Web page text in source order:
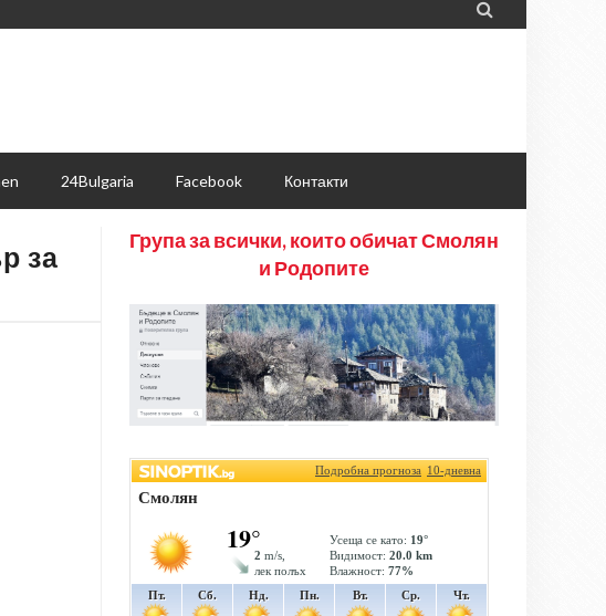

24Bulgaria Facebook Контакти
за
Група за всички, които обичат Смолян
и Родопите